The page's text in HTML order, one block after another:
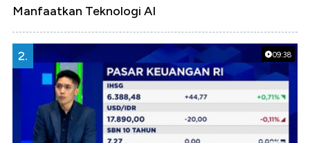
Manfaatkan Teknologi AI
09:38
2.